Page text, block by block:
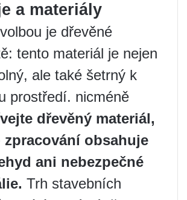
a materiály
je dřevěné
tento materiál je nejen
ale také šetrný k
prostředí. nicméně
dřevěný materiál,
zpracování obsahuje
ani nebezpečné
Trh stavebních